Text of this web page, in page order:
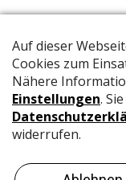
Die offizielle